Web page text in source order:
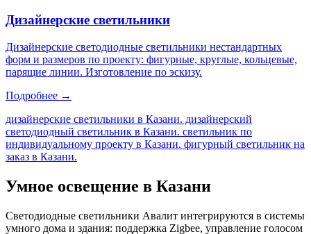
Дизайнерские светильники
Дизайнерские светодиодные светильники нестандартных
форм и размеров по проекту: фигурные, круглые, кольцевые,
парящие линии. Изготовление по эскизу.
Подробнее →
дизайнерские светильники в Казани. дизайнерский
светодиодный светильник в Казани. светильник по
индивидуальному проекту в Казани. фигурный светильник на
заказ в Казани.
Умное освещение в Казани
Светодиодные светильники Авалит интегрируются в системы
умного дома и здания: поддержка Zigbee, управление голосом